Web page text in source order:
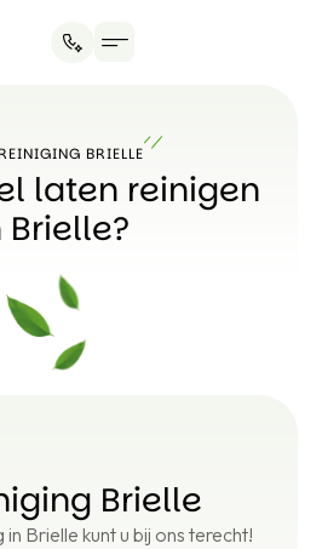
BRIELLE
laten reinigen
Brielle?
Brielle
Brielle kunt u bij ons terecht!